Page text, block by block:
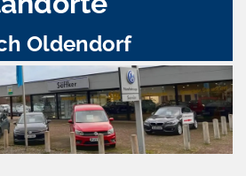
Oldendorf